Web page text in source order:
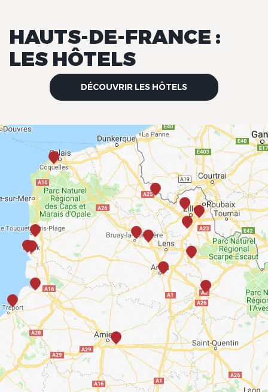
HAUTS-DE-FRANCE :
LES HÔTELS
DÉCOUVRIR LES HÔTELS